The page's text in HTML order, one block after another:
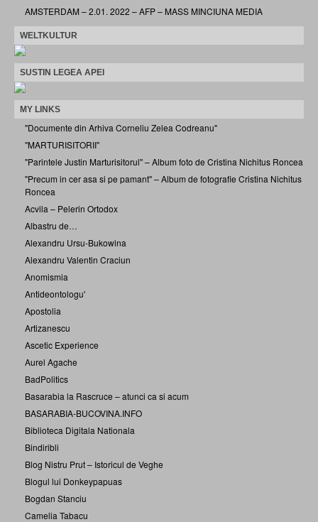
AMSTERDAM – 2.01. 2022 – AFP – MASS MINCIUNA MEDIA
WELTKULTUR
SUSTIN LEGEA APEI
MY LINKS
"Documente din Arhiva Corneliu Zelea Codreanu"
"MARTURISITORII"
"Parintele Justin Marturisitorul" – Album foto de Cristina Nichitus Roncea
"Precum in cer asa si pe pamant" – Album de fotografie Cristina Nichitus
Roncea
Acvila – Pelerin Ortodox
Albastru de…
Alexandru Ursu-Bukowina
Alexandru Valentin Craciun
Anomismia
Antideontologu'
Apostolia
Artizanescu
Ascetic Experience
Aurel Agache
BadPolitics
Basarabia la Rascruce – atunci ca si acum
BASARABIA-BUCOVINA.INFO
Biblioteca Digitala Nationala
Bindiribli
Blog Nistru Prut – Istoricul de Veghe
Blogul lui Donkeypapuas
Bogdan Stanciu
Camelia Tabacu